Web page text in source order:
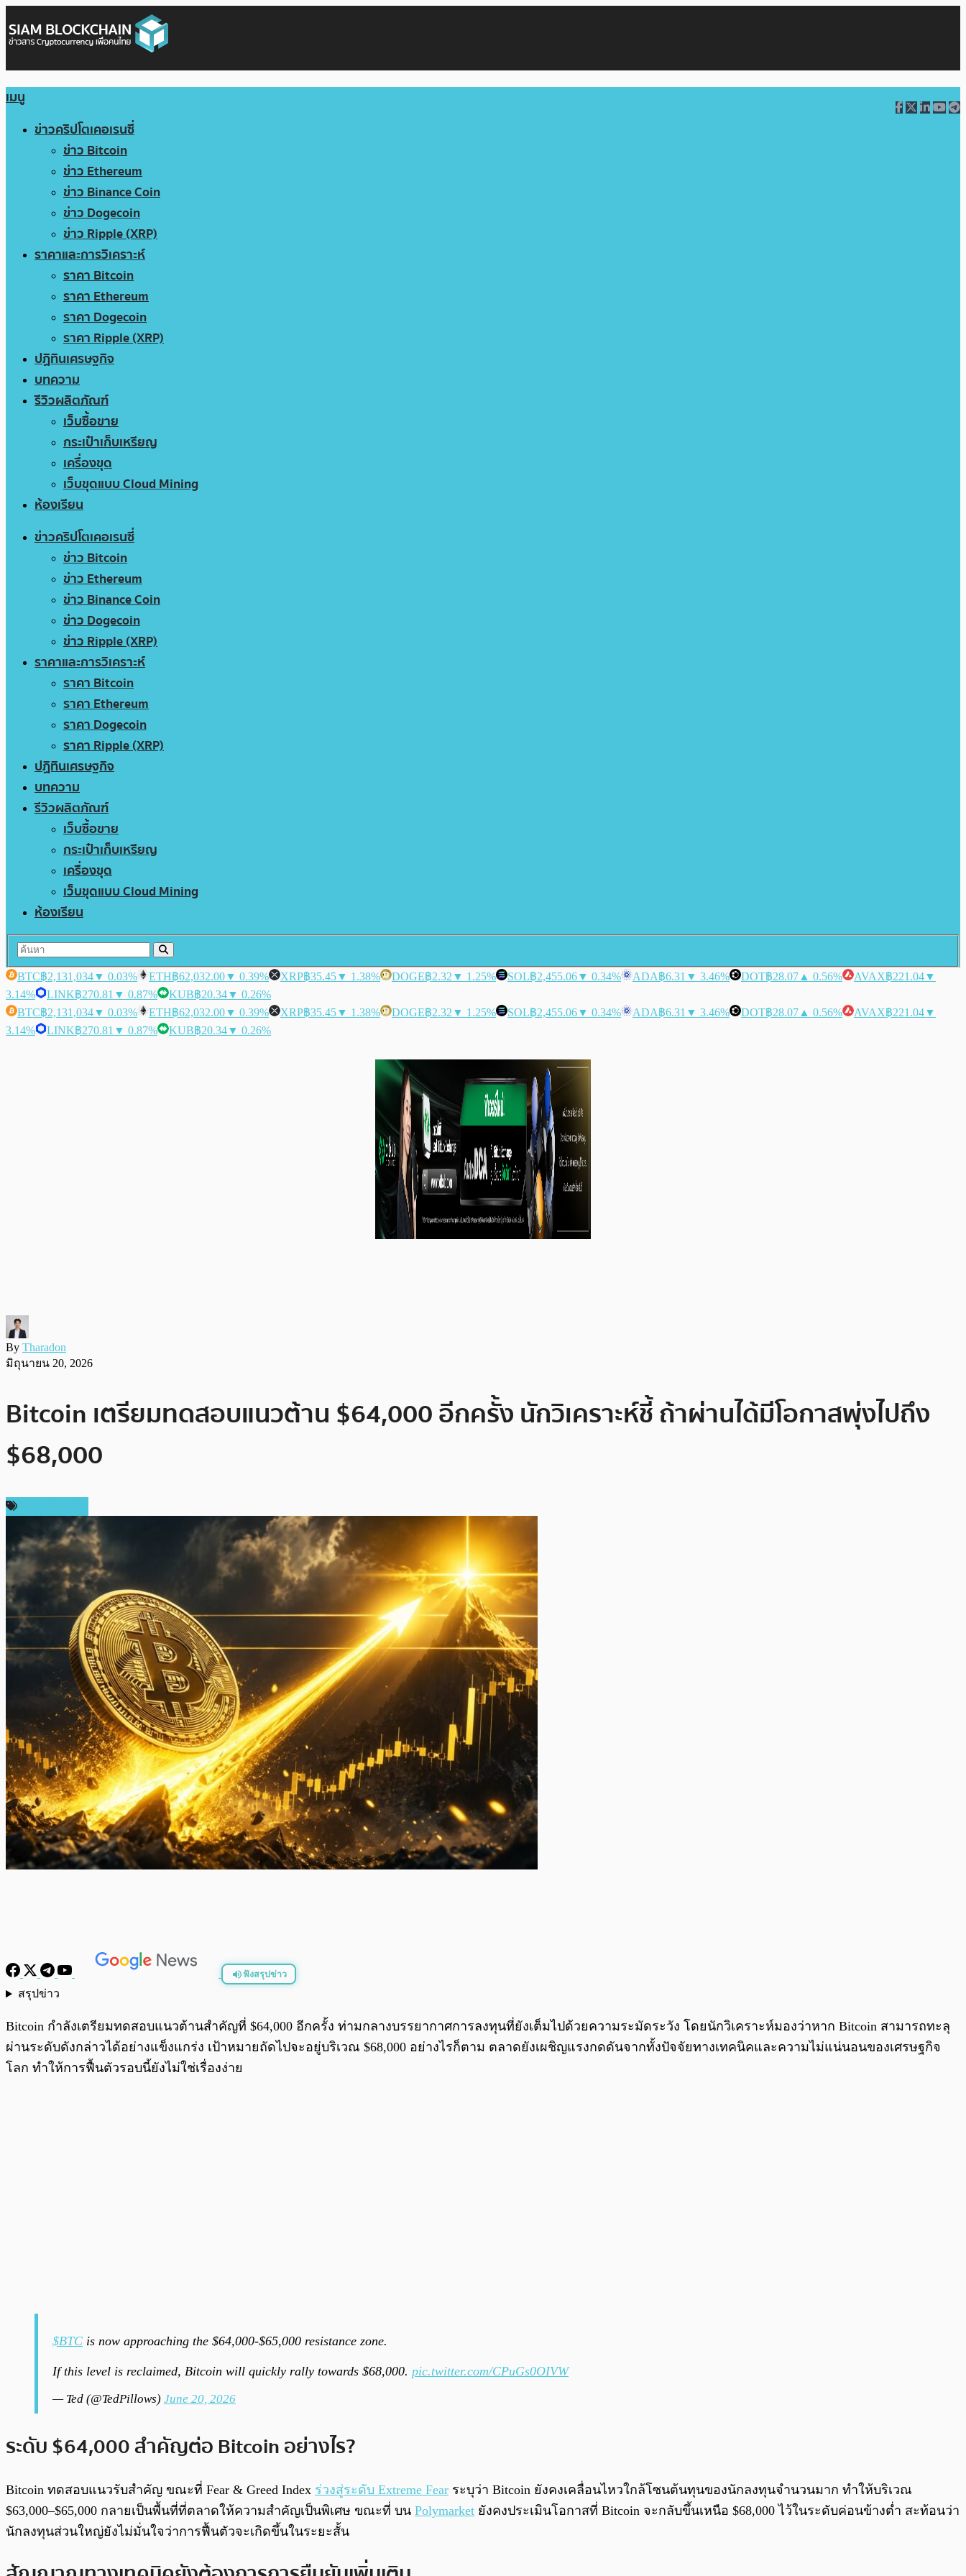
เมนู
ข่าวคริปโตเคอเรนซี่
ข่าว Bitcoin
ข่าว Ethereum
ข่าว Binance Coin
ข่าว Dogecoin
ข่าว Ripple (XRP)
ราคาและการวิเคราะห์
ราคา Bitcoin
ราคา Ethereum
ราคา Dogecoin
ราคา Ripple (XRP)
ปฏิทินเศรษฐกิจ
บทความ
รีวิวผลิตภัณฑ์
เว็บซื้อขาย
กระเป๋าเก็บเหรียญ
เครื่องขุด
เว็บขุดแบบ Cloud Mining
ห้องเรียน
ข่าวคริปโตเคอเรนซี่
ข่าว Bitcoin
ข่าว Ethereum
ข่าว Binance Coin
ข่าว Dogecoin
ข่าว Ripple (XRP)
ราคาและการวิเคราะห์
ราคา Bitcoin
ราคา Ethereum
ราคา Dogecoin
ราคา Ripple (XRP)
ปฏิทินเศรษฐกิจ
บทความ
รีวิวผลิตภัณฑ์
เว็บซื้อขาย
กระเป๋าเก็บเหรียญ
เครื่องขุด
เว็บขุดแบบ Cloud Mining
ห้องเรียน
BTC฿2,131,034▼ 0.03% ETH฿62,032.00▼ 0.39% XRP฿35.45▼ 1.38% DOGE฿2.32 ▼ 1.25% SOL฿2,455.06▼ 0.34% ADA฿6.31 ▼ 3.46% DOT฿28.07 ▲ 0.56% AVAX฿221.04▼
3.14%
LINK฿270.81 ▼ 0.87% KUB฿20.34▼ 0.26%
BTC฿2,131,034▼ 0.03% ETH฿62,032.00▼ 0.39% XRP฿35.45▼ 1.38% DOGE฿2.32 ▼ 1.25% SOL฿2,455.06▼ 0.34% ADA฿6.31 ▼ 3.46% DOT฿28.07 ▲ 0.56% AVAX฿221.04▼
3.14%
LINK฿270.81 ▼ 0.87% KUB฿20.34▼ 0.26%
By Tharadon
มิถุนายน 20, 2026
Bitcoin เตรียมทดสอบแนวต้าน $64,000 อีกครั้ง นักวิเคราะห์ชี้ ถ้าผ่านได้มีโอกาสพุ่งไปถึง
$68,000
ฟังสรุปข่าว
สรุปข่าว
Bitcoin กำลังเตรียมทดสอบแนวต้านสำคัญที่ $64,000 อีกครั้ง ท่ามกลางบรรยากาศการลงทุนที่ยังเต็มไปด้วยความระมัดระวัง โดยนักวิเคราะห์มองว่าหาก Bitcoin สามารถทะลุ
ผ่านระดับดังกล่าวได้อย่างแข็งแกร่ง เป้าหมายถัดไปจะอยู่บริเวณ $68,000 อย่างไรก็ตาม ตลาดยังเผชิญแรงกดดันจากทั้งปัจจัยทางเทคนิคและความไม่แน่นอนของเศรษฐกิจ
โลก ทำให้การฟื้นตัวรอบนี้ยังไม่ใช่เรื่องง่าย
$BTC is now approaching the $64,000-$65,000 resistance zone.
If this level is reclaimed, Bitcoin will quickly rally towards $68,000. pic.twitter.com/CPuGs0OIVW
— Ted (@TedPillows) June 20, 2026
ระดับ $64,000 สำคัญต่อ Bitcoin อย่างไร?
Bitcoin ทดสอบแนวรับสำคัญ ขณะที่ Fear & Greed Index ร่วงสู่ระดับ Extreme Fear ระบุว่า Bitcoin ยังคงเคลื่อนไหวใกล้โซนต้นทุนของนักลงทุนจำนวนมาก ทำให้บริเวณ
$63,000–$65,000 กลายเป็นพื้นที่ที่ตลาดให้ความสำคัญเป็นพิเศษ ขณะที่ บน Polymarket ยังคงประเมินโอกาสที่ Bitcoin จะกลับขึ้นเหนือ $68,000 ไว้ในระดับค่อนข้างต่ำ สะท้อนว่า
นักลงทุนส่วนใหญ่ยังไม่มั่นใจว่าการฟื้นตัวจะเกิดขึ้นในระยะสั้น